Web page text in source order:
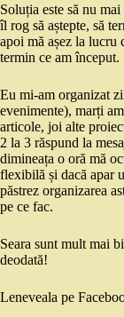
Soluția este să nu
îl rog să aștepte, să
apoi mă așez la lucru
termin ce am început.
Eu mi-am organizat
evenimente), marți
articole, joi alte
2 la 3 răspund la
dimineața o oră mă
flexibilă și dacă apar
păstrez organizarea
pe ce fac.
Seara sunt mult mai
deodată!
Leneveala pe